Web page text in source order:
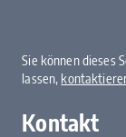
Sie können dieses
lassen,
Kontakt